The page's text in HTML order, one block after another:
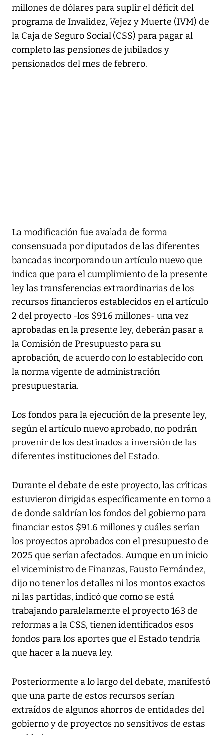
millones de dólares para suplir el déficit del
programa de Invalidez, Vejez y Muerte (IVM) de
la Caja de Seguro Social (CSS) para pagar al
completo las pensiones de jubilados y
pensionados del mes de febrero.
La modificación fue avalada de forma
consensuada por diputados de las diferentes
bancadas incorporando un artículo nuevo que
indica que para el cumplimiento de la presente
ley las transferencias extraordinarias de los
recursos financieros establecidos en el artículo
2 del proyecto -los $91.6 millones- una vez
aprobadas en la presente ley, deberán pasar a
la Comisión de Presupuesto para su
aprobación, de acuerdo con lo establecido con
la norma vigente de administración
presupuestaria.
Los fondos para la ejecución de la presente ley,
según el artículo nuevo aprobado, no podrán
provenir de los destinados a inversión de las
diferentes instituciones del Estado.
Durante el debate de este proyecto, las críticas
estuvieron dirigidas específicamente en torno a
de donde saldrían los fondos del gobierno para
financiar estos $91.6 millones y cuáles serían
los proyectos aprobados con el presupuesto de
2025 que serían afectados. Aunque en un inicio
el viceministro de Finanzas, Fausto Fernández,
dijo no tener los detalles ni los montos exactos
ni las partidas, indicó que como se está
trabajando paralelamente el proyecto 163 de
reformas a la CSS, tienen identificados esos
fondos para los aportes que el Estado tendría
que hacer a la nueva ley.
Posteriormente a lo largo del debate, manifestó
que una parte de estos recursos serían
extraídos de algunos ahorros de entidades del
gobierno y de proyectos no sensitivos de estas